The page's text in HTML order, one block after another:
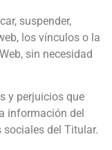
suspender,
los vínculos o la
sin necesidad
y perjuicios que
información del
sociales del Titular.